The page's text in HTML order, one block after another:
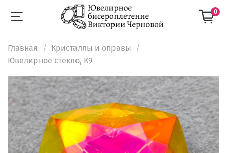
0
Главная
Кристаллы и оправы
Ювелирное стекло, К9